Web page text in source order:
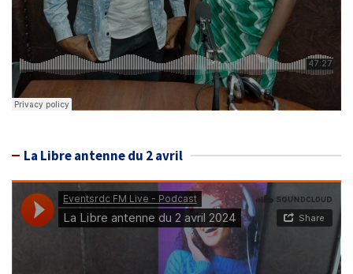
La Libre antenne du 2 avril